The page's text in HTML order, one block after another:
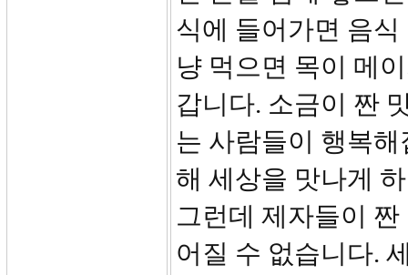
식에 들어가면 음
냥 먹으면 목이 메
갑니다. 소금이 짠
는 사람들이 행복
해 세상을 맛나게
그런데 제자들이
어질 수 없습니다.